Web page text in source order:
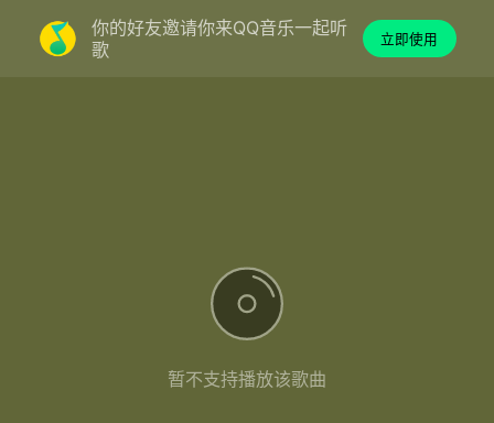
你的好友邀请你来QQ音乐一起听
歌
立即使用
暂不支持播放该歌曲